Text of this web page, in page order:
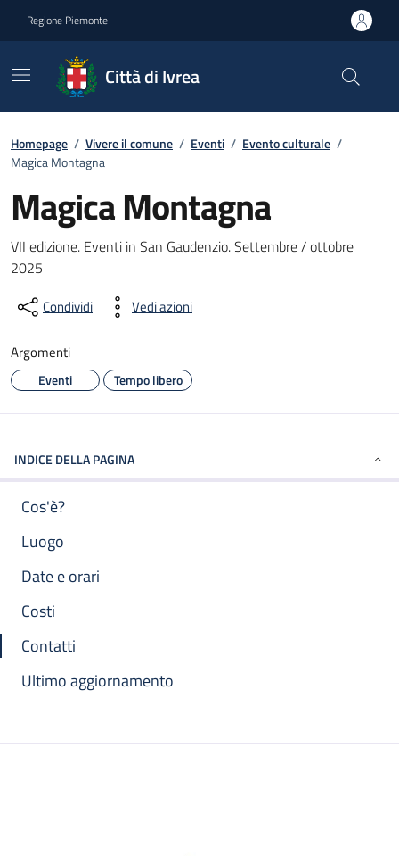
Regione Piemonte
Città di Ivrea
Homepage / Vivere il comune / Eventi / Evento culturale /
Magica Montagna
Magica Montagna
Descrizione Breve
VII edizione. Eventi in San Gaudenzio. Settembre / ottobre
2025
Condividi Vedi azioni
Argomenti
Eventi Tempo libero
INDICE DELLA PAGINA
Cos'è?
Luogo
Date e orari
Costi
Contatti
Ultimo aggiornamento